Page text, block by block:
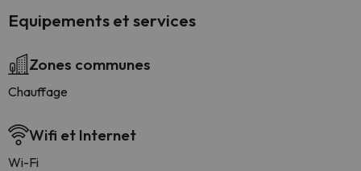
Equipements et services
Zones communes
Chauffage
Wifi et Internet
Wi-Fi